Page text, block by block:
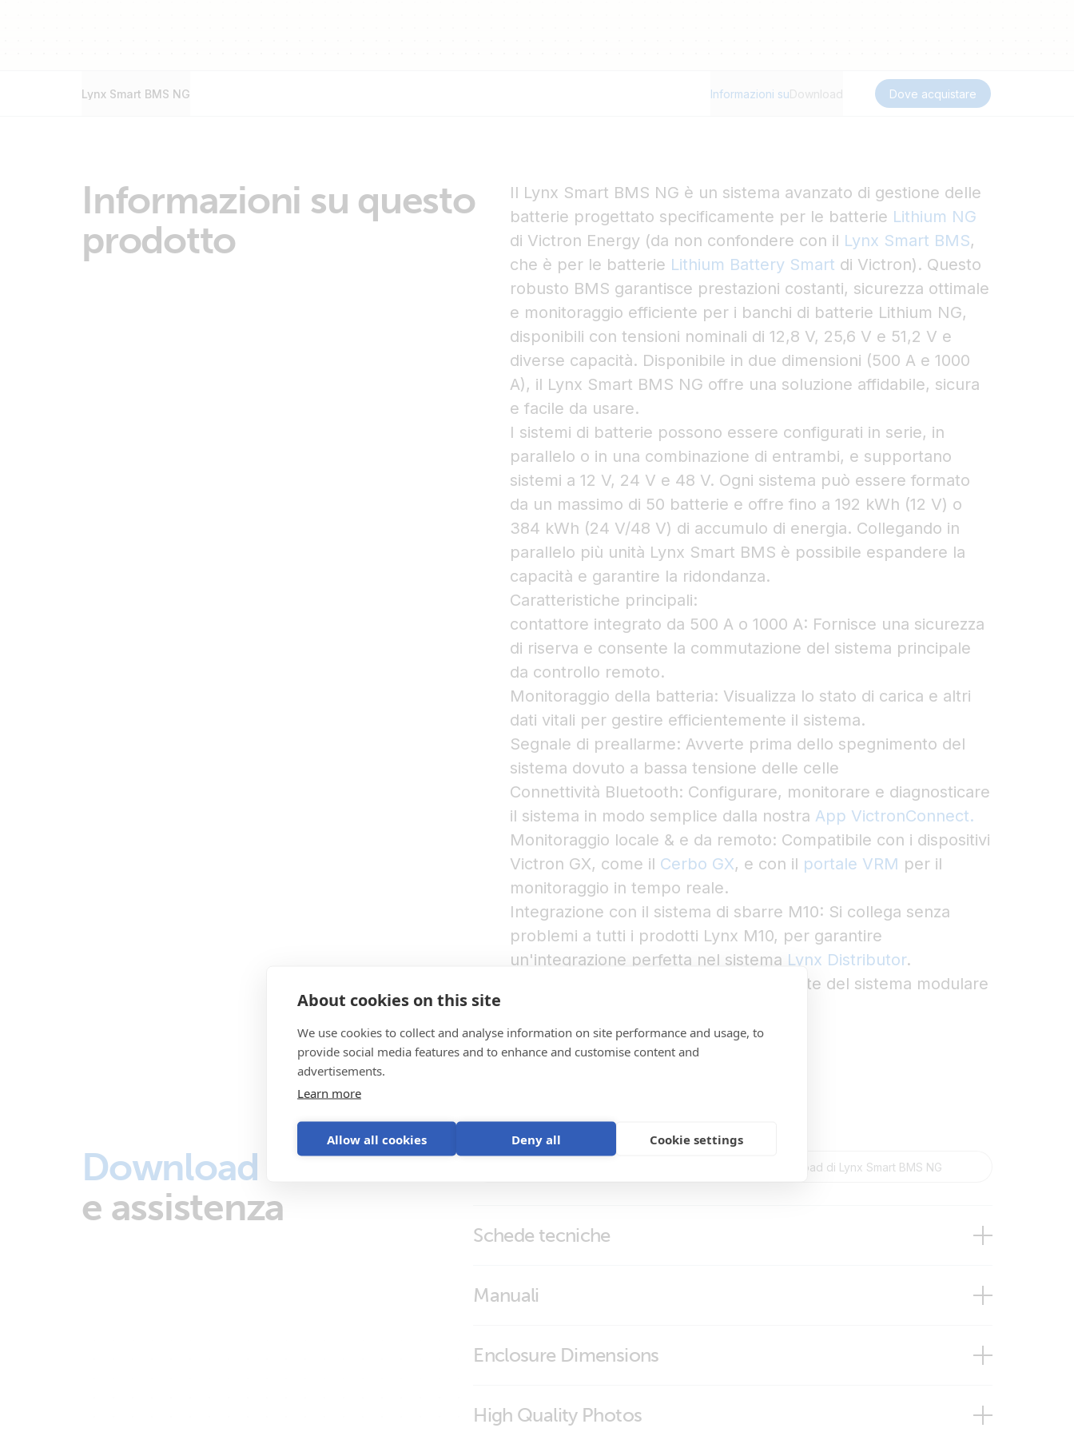
About cookies on this site
We use cookies to collect and analyse information on site performance and usage, to
provide social media features and to enhance and customise content and
advertisements.
Learn more
Allow all cookies Deny all Cookie settings
Lynx Smart BMS NG Informazioni suDownload Dove acquistare
Informazioni su questo
prodotto
Il Lynx Smart BMS NG è un sistema avanzato di gestione delle
batterie progettato specificamente per le batterie Lithium NG
di Victron Energy (da non confondere con il Lynx Smart BMS,
che è per le batterie Lithium Battery Smart di Victron). Questo
robusto BMS garantisce prestazioni costanti, sicurezza ottimale
e monitoraggio efficiente per i banchi di batterie Lithium NG,
disponibili con tensioni nominali di 12,8 V, 25,6 V e 51,2 V e
diverse capacità. Disponibile in due dimensioni (500 A e 1000
A), il Lynx Smart BMS NG offre una soluzione affidabile, sicura
e facile da usare.
I sistemi di batterie possono essere configurati in serie, in
parallelo o in una combinazione di entrambi, e supportano
sistemi a 12 V, 24 V e 48 V. Ogni sistema può essere formato
da un massimo di 50 batterie e offre fino a 192 kWh (12 V) o
384 kWh (24 V/48 V) di accumulo di energia. Collegando in
parallelo più unità Lynx Smart BMS è possibile espandere la
capacità e garantire la ridondanza.
Caratteristiche principali:
contattore integrato da 500 A o 1000 A: Fornisce una sicurezza
di riserva e consente la commutazione del sistema principale
da controllo remoto.
Monitoraggio della batteria: Visualizza lo stato di carica e altri
dati vitali per gestire efficientemente il sistema.
Segnale di preallarme: Avverte prima dello spegnimento del
sistema dovuto a bassa tensione delle celle
Connettività Bluetooth: Configurare, monitorare e diagnosticare
il sistema in modo semplice dalla nostra App VictronConnect.
Monitoraggio locale & e da remoto: Compatibile con i dispositivi
Victron GX, come il Cerbo GX, e con il portale VRM per il
monitoraggio in tempo reale.
Integrazione con il sistema di sbarre M10: Si collega senza
problemi a tutti i prodotti Lynx M10, per garantire
un'integrazione perfetta nel sistema Lynx Distributor.
Il Lynx Smart BMS NG è parte integrante del sistema modulare
Download
e assistenza
Schede tecniche
Manuali
Enclosure Dimensions
Lynx Smart BMS 500 NG
High Quality Photos